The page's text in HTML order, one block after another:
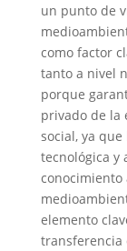
un punto de
como factor
tanto a nivel
porque
privado de la
social, ya
tecnológica y
elemento
transferencia